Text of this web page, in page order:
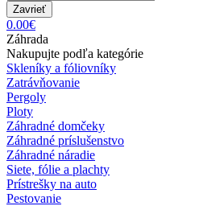
Zavrieť
0.00€
Záhrada
Nakupujte podľa kategórie
Skleníky a fóliovníky
Zatrávňovanie
Pergoly
Ploty
Záhradné domčeky
Záhradné príslušenstvo
Záhradné náradie
Siete, fólie a plachty
Prístrešky na auto
Pestovanie